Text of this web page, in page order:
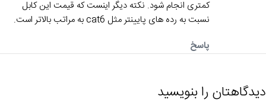
کمتری انجام شود. نکته دیگر اینست که قیمت این کابل
نسبت به رده های پایینتر مثل cat6 به مراتب بالاتر است.
پاسخ
دیدگاهتان را بنویسید